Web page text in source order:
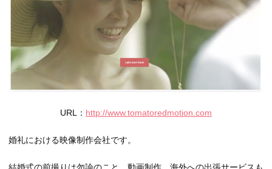
URL： http://www.tomatoredmotion.com
婚礼における映像制作会社です。
結婚式の前撮りは勿論のこと、動画制作、海外への出張サービスも